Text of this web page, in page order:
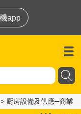
app
> 厨房設備及供應─商業